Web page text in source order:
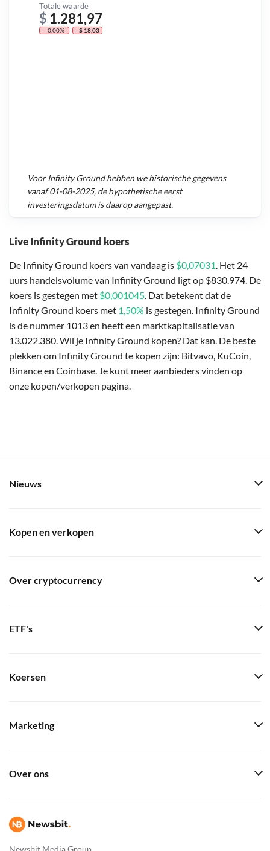
Live Infinity Ground koers
De Infinity Ground koers van vandaag is $0,07031. Het 24
uurs handelsvolume van Infinity Ground ligt op $830.974. De
koers is gestegen met $0,001045. Dat betekent dat de
Infinity Ground koers met 1,50% is gestegen. Infinity Ground
is de nummer 1013 en heeft een marktkapitalisatie van
13.022.380. Wil je Infinity Ground kopen? Dat kan. De beste
plekken om Infinity Ground te kopen zijn: Bitvavo, KuCoin,
Binance en Coinbase. Je kunt meer aanbieders vinden op
onze kopen/verkopen pagina.
Totale waarde
$ 1.281,97
- 0,00% - $ 18,03
VoorInfinity Groundhebben we historische gegevens
vanaf01-08-2025, de hypothetische eerst
investeringsdatum is daarop aangepast.
Newsbit Media Group
Nieuws
Kopen en verkopen
Over cryptocurrency
ETF's
Koersen
Marketing
Over ons